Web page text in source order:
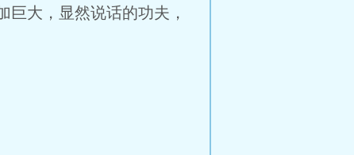
大，显然说话的功夫，